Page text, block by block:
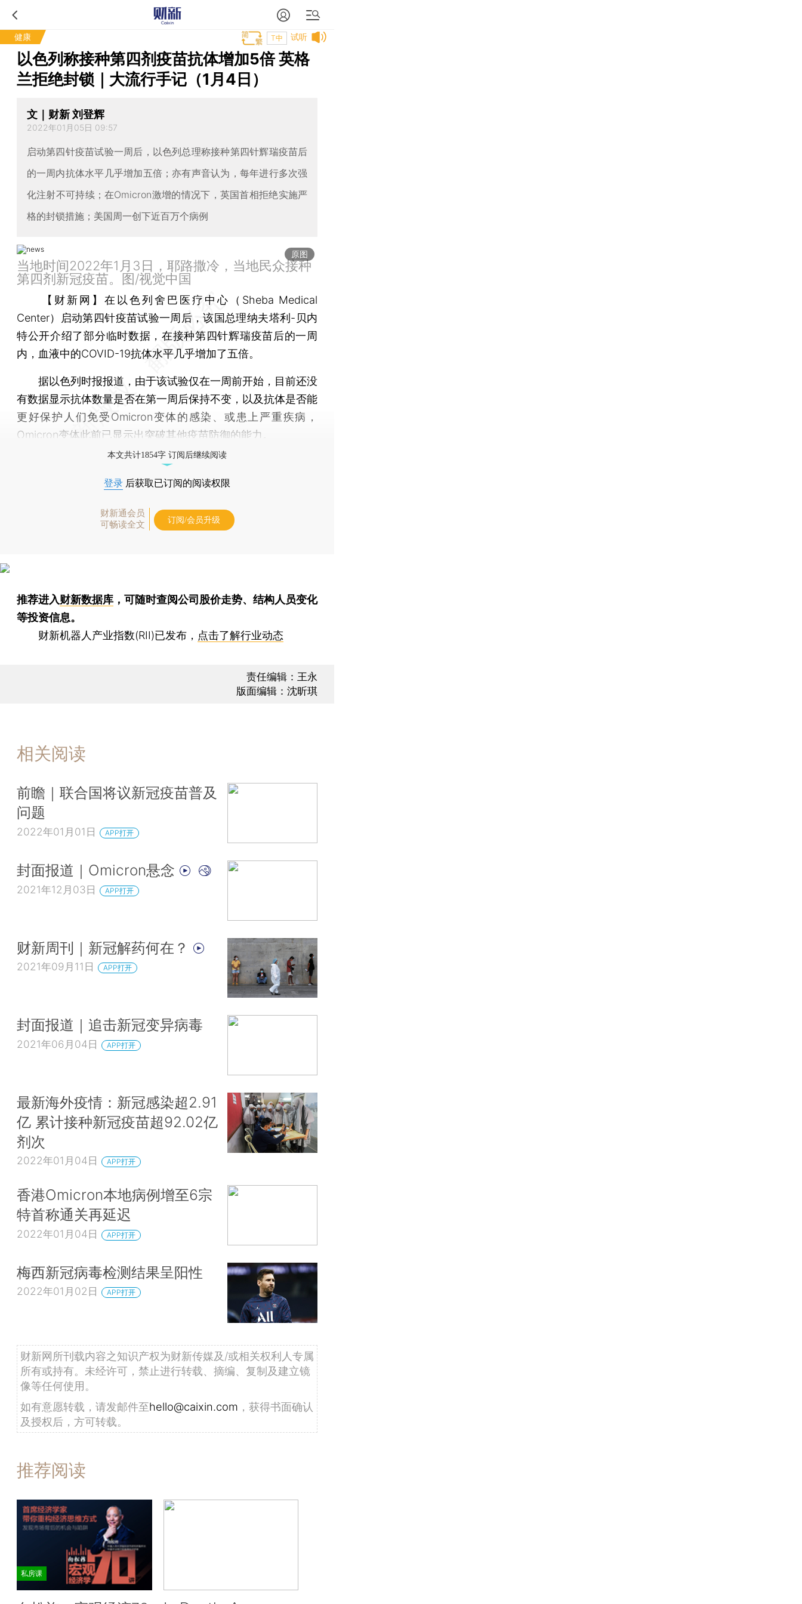
健康 试听
T中
以色列称接种第四剂疫苗抗体增加5倍 英格
兰拒绝封锁｜大流行手记（1月4日）
文｜财新 刘登辉
2022年01月05日 09:57
启动第四针疫苗试验一周后，以色列总理称接种第四针辉瑞疫苗后
的一周内抗体水平几乎增加五倍；亦有声音认为，每年进行多次强
化注射不可持续；在Omicron激增的情况下，英国首相拒绝实施严
格的封锁措施；美国周一创下近百万个病例
原图
当地时间2022年1月3日，耶路撒冷，当地民众接种
第四剂新冠疫苗。图/视觉中国
【财新网】 在以色列舍巴医疗中心（Sheba Medical
Center）启动第四针疫苗试验一周后，该国总理纳夫塔利-贝内
特公开介绍了部分临时数据，在接种第四针辉瑞疫苗后的一周
内，血液中的COVID-19抗体水平几乎增加了五倍。
据以色列时报报道，由于该试验仅在一周前开始，目前还没
有数据显示抗体数量是否在第一周后保持不变，以及抗体是否能
更好保护人们免受Omicron变体的感染、或患上严重疾病，
Omicron变体此前已显示出突破其他疫苗防御的能力。
本文共计1854字 订阅后继续阅读
登录 后获取已订阅的阅读权限
财新通会员
可畅读全文
订阅/会员升级
推荐进入财新数据库 ，可随时查阅公司股价走势、结构人员变化
等投资信息。
财新机器人产业指数(RII)已发布， 点击了解行业动态
责任编辑：王永
版面编辑：沈昕琪
相关阅读
前瞻｜联合国将议新冠疫苗普及
问题
2022年01月01日 APP打开
封面报道｜Omicron悬念
2021年12月03日 APP打开
财新周刊｜新冠解药何在？
2021年09月11日 APP打开
封面报道｜追击新冠变异病毒
2021年06月04日 APP打开
最新海外疫情：新冠感染超2.91
亿 累计接种新冠疫苗超92.02亿
剂次
2022年01月04日 APP打开
香港Omicron本地病例增至6宗
特首称通关再延迟
2022年01月04日 APP打开
梅西新冠病毒检测结果呈阳性
2022年01月02日 APP打开
财新网所刊载内容之知识产权为财新传媒及/或相关权利人专属
所有或持有。未经许可，禁止进行转载、摘编、复制及建立镜
像等任何使用。
如有意愿转载，请发邮件至hello@caixin.com ，获得书面确认
及授权后，方可转载。
推荐阅读
私房课